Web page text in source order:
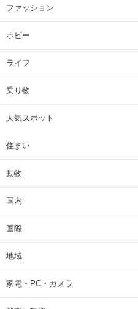
ファッション
ホビー
ライフ
乗り物
人気スポット
住まい
動物
国内
国際
地域
家電・PC・カメラ